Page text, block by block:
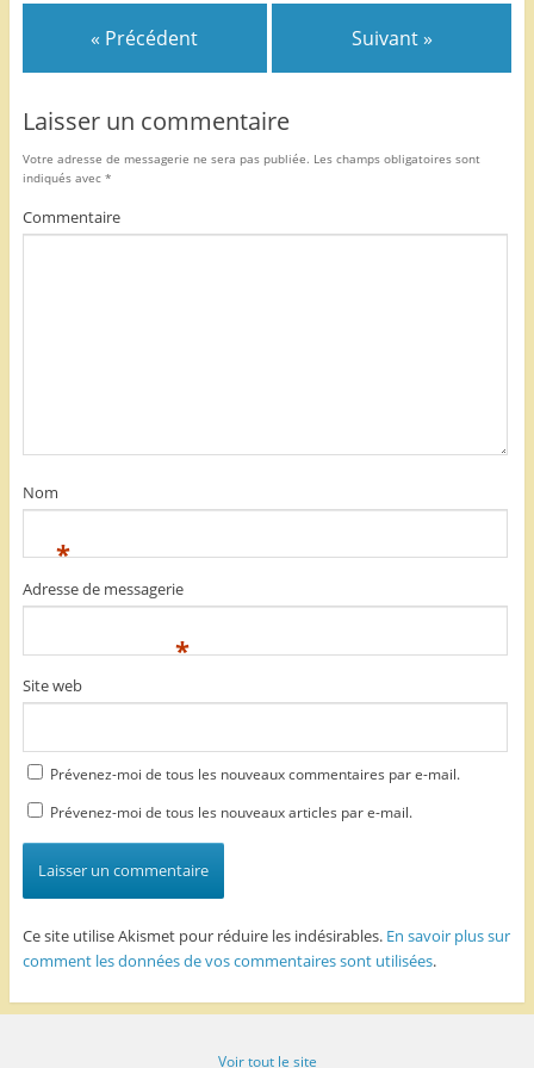
« Précédent Suivant »
Laisser un commentaire
Votre adresse de messagerie ne sera pas publiée. Les champs obligatoires sont
indiqués avec *
Commentaire
Nom
*
Adresse de messagerie
*
Site web
Prévenez-moi de tous les nouveaux commentaires par e-mail.
Prévenez-moi de tous les nouveaux articles par e-mail.
Ce site utilise Akismet pour réduire les indésirables. En savoir plus sur
comment les données de vos commentaires sont utilisées.
Voir tout le site